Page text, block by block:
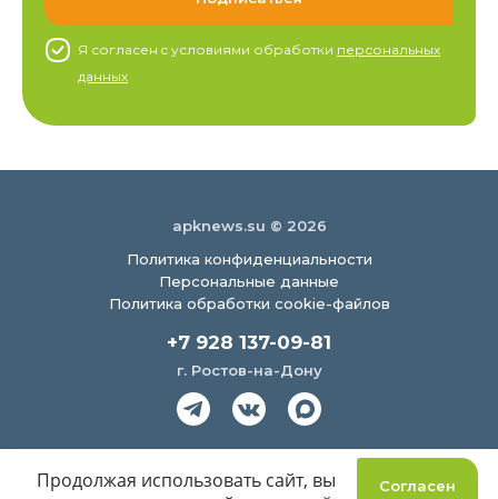
Я согласен c условиями обработки персональных
данных
apknews.su © 2026
Политика конфиденциальности
Персональные данные
Политика обработки cookie-файлов
+7 928 137-09-81
г. Ростов-на-Дону
Согласен
Продолжая использовать сайт, вы